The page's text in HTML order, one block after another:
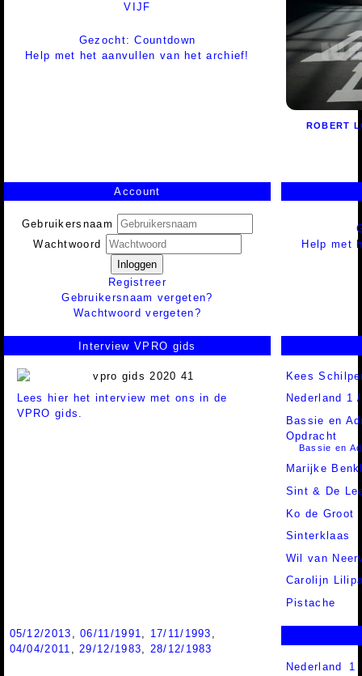
VIJF
Gezocht: Countdown
Help met het aanvullen van het archief!
ROBERT
Account
Gebruikersnaam
Wachtwoord
Inloggen
Registreer
Gebruikersnaam vergeten?
Wachtwoord vergeten?
Help met
Interview VPRO gids
Lees hier het interview met ons in de
VPRO gids.
Kees
Nederland 1
Bassie en
Opdracht
Bassie en
Marijke
Sint & De
Ko de Groot
Sinterklaas
Wil van
Carolijn
Pistache
05/12/2013 ,06/11/1991, 17/11/1993 ,
04/04/2011 ,29/12/1983, 28/12/1983
Nederland 1